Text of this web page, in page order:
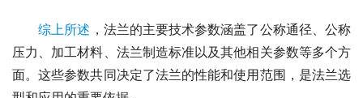
综上所述 ，法兰的主要技术参数涵盖了公称通径、公称
压力、加工材料、法兰制造标准以及其他相关参数等多个方
面。这些参数共同决定了法兰的性能和使用范围，是法兰选